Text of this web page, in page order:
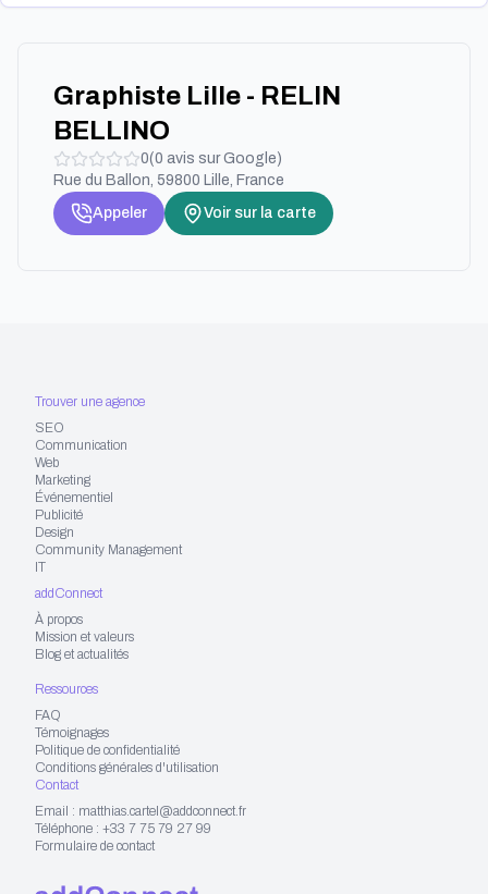
Graphiste Lille - RELIN
BELLINO
0(0 avis sur Google)
Rue du Ballon, 59800 Lille, France
Appeler
Voir sur la carte
Trouver une agence
SEO
Communication
Web
Marketing
Événementiel
Publicité
Design
Community Management
IT
addConnect
À propos
Mission et valeurs
Blog et actualités
Ressources
FAQ
Témoignages
Politique de confidentialité
Conditions générales d'utilisation
Contact
Email : matthias.cartel@addconnect.fr
Téléphone : +33 7 75 79 27 99
Formulaire de contact